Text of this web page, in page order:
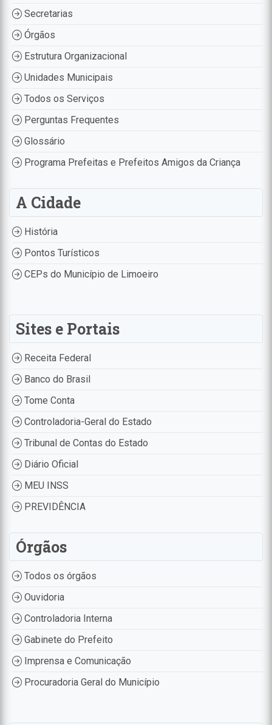
Secretarias
Órgãos
Estrutura Organizacional
Unidades Municipais
Todos os Serviços
Perguntas Frequentes
Glossário
Programa Prefeitas e Prefeitos Amigos da Criança
A Cidade
História
Pontos Turísticos
CEPs do Município de Limoeiro
Sites e Portais
Receita Federal
Banco do Brasil
Tome Conta
Controladoria-Geral do Estado
Tribunal de Contas do Estado
Diário Oficial
MEU INSS
PREVIDÊNCIA
Órgãos
Todos os órgãos
Ouvidoria
Controladoria Interna
Gabinete do Prefeito
Imprensa e Comunicação
Procuradoria Geral do Município